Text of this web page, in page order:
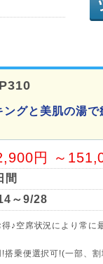
ングと美肌の湯
円 ～
間
～9/28
♪空席状況により常に
搭乗便選択可!(一部、